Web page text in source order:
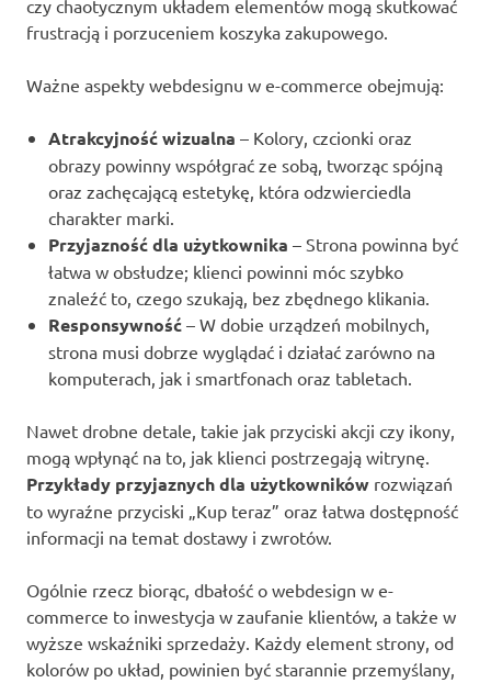
czy chaotycznym układem elementów mogą skutkować
frustracją i porzuceniem koszyka zakupowego.
Ważne aspekty webdesignu w e-commerce obejmują:
Atrakcyjność wizualna – Kolory, czcionki oraz
obrazy powinny współgrać ze sobą, tworząc spójną
oraz zachęcającą estetykę, która odzwierciedla
charakter marki.
Przyjazność dla użytkownika – Strona powinna być
łatwa w obsłudze; klienci powinni móc szybko
znaleźć to, czego szukają, bez zbędnego klikania.
Responsywność – W dobie urządzeń mobilnych,
strona musi dobrze wyglądać i działać zarówno na
komputerach, jak i smartfonach oraz tabletach.
Nawet drobne detale, takie jak przyciski akcji czy ikony,
mogą wpłynąć na to, jak klienci postrzegają witrynę.
Przykłady przyjaznych dla użytkowników rozwiązań
to wyraźne przyciski „Kup teraz” oraz łatwa dostępność
informacji na temat dostawy i zwrotów.
Ogólnie rzecz biorąc, dbałość o webdesign w e-
commerce to inwestycja w zaufanie klientów, a także w
wyższe wskaźniki sprzedaży. Każdy element strony, od
kolorów po układ, powinien być starannie przemyślany,